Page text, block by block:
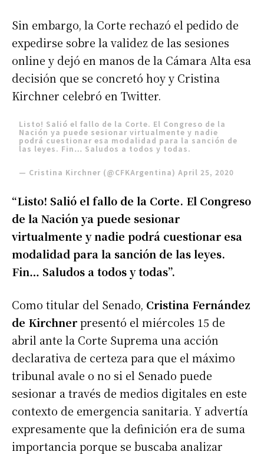
Sin embargo, la Corte rechazó el pedido de
expedirse sobre la validez de las sesiones
online y dejó en manos de la Cámara Alta esa
decisión que se concretó hoy y Cristina
Kirchner celebró en Twitter.
Listo! Salió el fallo de la Corte. El Congreso de la
Nación ya puede sesionar virtualmente y nadie
podrá cuestionar esa modalidad para la sanción de
las leyes. Fin… Saludos a todos y todas.
— Cristina Kirchner (@CFKArgentina) April 25, 2020
“Listo! Salió el fallo de la Corte. El Congreso
de la Nación ya puede sesionar
virtualmente y nadie podrá cuestionar esa
modalidad para la sanción de las leyes.
Fin… Saludos a todos y todas”.
Como titular del Senado, Cristina Fernández
de Kirchnerpresentó el miércoles 15 de
abril ante la Corte Suprema una acción
declarativa de certeza para que el máximo
tribunal avale o no si el Senado puede
sesionar a través de medios digitales en este
contexto de emergencia sanitaria. Y advertía
expresamente que la definición era de suma
importancia porque se buscaba analizar